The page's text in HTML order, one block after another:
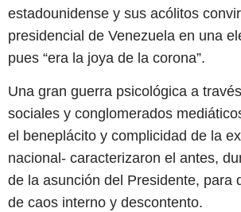
estadounidense y sus acólitos
presidencial de Venezuela en una
pues “era la joya de la corona”.
Una gran guerra psicológica a
sociales y conglomerados
el beneplácito y complicidad de la
nacional- caracterizaron el antes,
de la asunción del Presidente, para
de caos interno y descontento.